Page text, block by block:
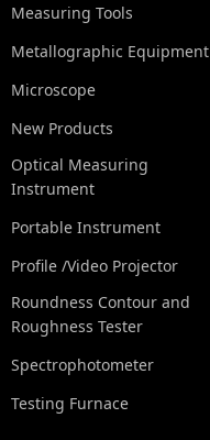
Measuring Tools
Metallographic Equipment
Microscope
New Products
Optical Measuring
Instrument
Portable Instrument
Profile /Video Projector
Roundness Contour and
Roughness Tester
Spectrophotometer
Testing Furnace